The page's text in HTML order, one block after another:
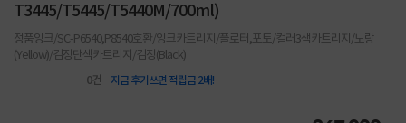
T3445/T5445/T5440M/700ml)
정품잉크/SC-P6540,P8540호환/잉크카트리지/플로터,포토/컬러3색카트리지/노랑
(Yellow)/검정단색카트리지/검정(Black)
0건 지금 후기쓰면 적립금 2배!